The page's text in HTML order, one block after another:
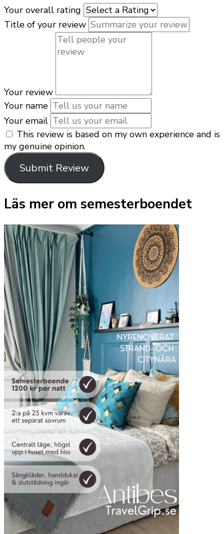
Your overall rating
Title of your review
Your review
Your name
Your email
This review is based on my own experience and is
my genuine opinion.
Submit Review
Läs mer om semesterboendet